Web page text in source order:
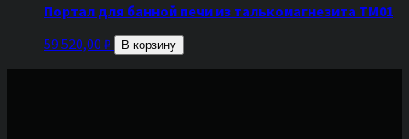
Портал для банной печи из талькомагнезита ТМ01
59 520,00 ₽ В корзину